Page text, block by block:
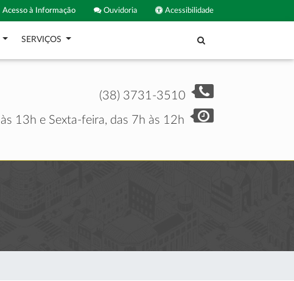
Acessibilidade
Ouvidoria
Acesso à Informação
SERVIÇOS
(38) 3731-3510
13h e Sexta-feira, das 7h às 12h